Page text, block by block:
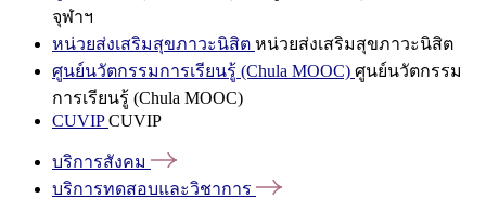
จุฬาฯ
หน่วยส่งเสริมสุขภาวะนิสิต หน่วยส่งเสริมสุขภาวะนิสิต
ศูนย์นวัตกรรมการเรียนรู้ (Chula MOOC) ศูนย์นวัตกรรม
การเรียนรู้ (Chula MOOC)
CUVIPCUVIP
บริการสังคม
บริการทดสอบและวิชาการ